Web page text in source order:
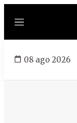
Menú
08 ago 2026